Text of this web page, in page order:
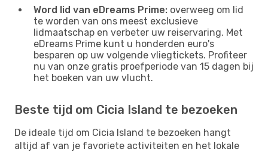
Word lid van eDreams Prime: overweeg om lid
te worden van ons meest exclusieve
lidmaatschap en verbeter uw reiservaring. Met
eDreams Prime kunt u honderden euro's
besparen op uw volgende vliegtickets. Profiteer
nu van onze gratis proefperiode van 15 dagen bij
het boeken van uw vlucht.
Beste tijd om Cicia Island te bezoeken
De ideale tijd om Cicia Island te bezoeken hangt
altijd af van je favoriete activiteiten en het lokale